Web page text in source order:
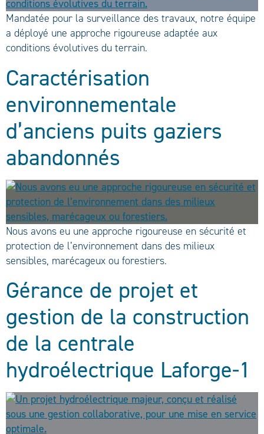
Mandatée pour la surveillance des travaux, notre équipe
a déployé une approche rigoureuse adaptée aux
conditions évolutives du terrain.
Caractérisation
environnementale
d’anciens puits gaziers
abandonnés
Nous avons eu une approche rigoureuse en sécurité et
protection de l’environnement dans des milieux
sensibles, marécageux ou forestiers.
Gérance de projet et
gestion de la construction
de la centrale
hydroélectrique Laforge-1